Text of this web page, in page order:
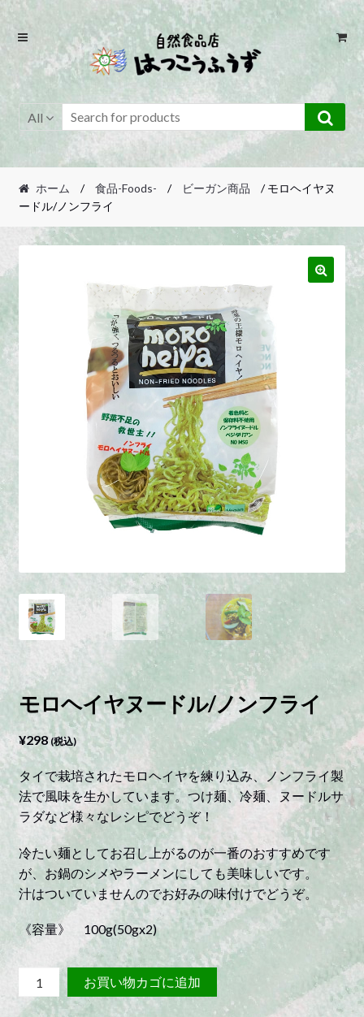
Skip
navigation
Skip
content
All
ホーム / 食品-Foods- / ビーガン商品
/ モロヘイヤヌ
ードル/ノンフライ
モロヘイヤヌードル/ノンフライ
¥298 (税込)
タイで栽培されたモロヘイヤを練り込み、ノンフライ製
法で風味を生かしています。つけ麺、冷麺、ヌードルサ
ラダなど様々なレシピでどうぞ！
冷たい麺としてお召し上がるのが一番のおすすめです
が、お鍋のシメやラーメンにしても美味しいです。
汁はついていませんのでお好みの味付けでどうぞ。
《容量》 100g(50gx2)
ロ
お買い物カゴに追加